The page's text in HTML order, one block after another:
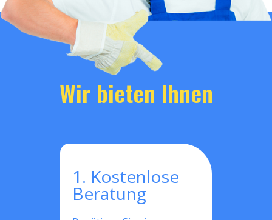
Wir bieten Ihnen
1. Kostenlose
Beratung